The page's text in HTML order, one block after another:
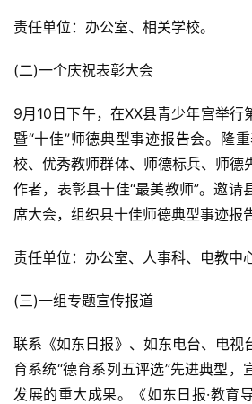
责任单位：办公室、相关学校。
(二)一个庆祝表彰大会
9月10日下午，在XX县青少年宫举行
暨“十佳”师德典型事迹报告会。隆
校、优秀教师群体、师德标兵、师德
作者，表彰县十佳“最美教师”。邀请
席大会，组织县十佳师德典型事迹报
责任单位：办公室、人事科、电教中心
(三)一组专题宣传报道
联系《如东日报》、如东电台、电视
育系统“德育系列五评选”先进典型，
发展的重大成果。《如东日报·教育